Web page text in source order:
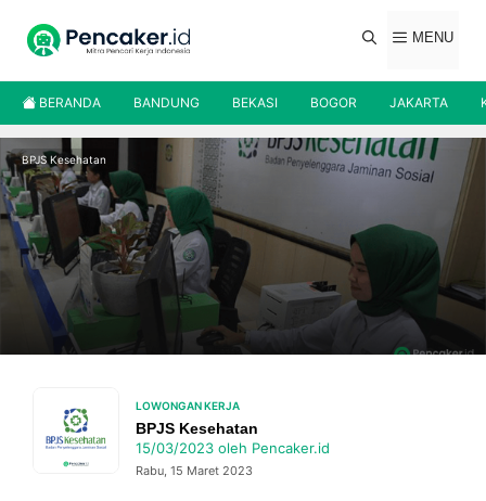
MENU
BERANDA BANDUNG BEKASI BOGOR JAKARTA
BPJS Kesehatan
LOWONGAN KERJA
BPJS Kesehatan
15/03/2023 oleh Pencaker.id
Rabu, 15 Maret 2023